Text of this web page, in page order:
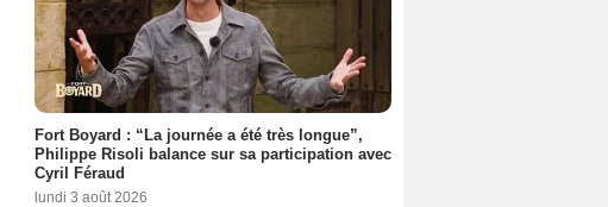
Fort Boyard : “La journée a été très longue”,
Philippe Risoli balance sur sa participation avec
Cyril Féraud
lundi 3 août 2026